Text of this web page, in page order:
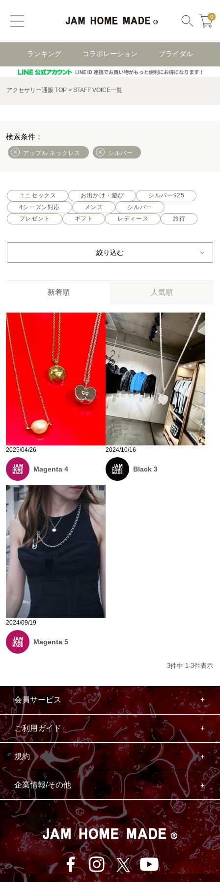
0
ランキング コラボレーション ブライダル
アクセサリー通販 TOP STAFF VOICE一覧
アップル ネックレス シルバー
ユニセックス お出かけ・遊び
シルバー925
4シーズン対応
メンズ
シルバー
プレゼント
ギフト レディース 旅行
絞り込む
新着順 人気順
2025/04/26
Magenta 4
2024/10/16
Black 3
2024/09/19
Magenta 5
3件中 1 -3件表示
会員サービス
ご利用ガイド
規約
企業情報/その他